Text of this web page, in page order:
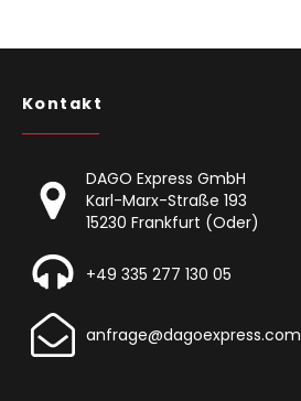
Kontakt
DAGO Express GmbH
Karl-Marx-Straße 193
15230 Frankfurt (Oder)
+49 335 277 130 05
anfrage@dagoexpress.com